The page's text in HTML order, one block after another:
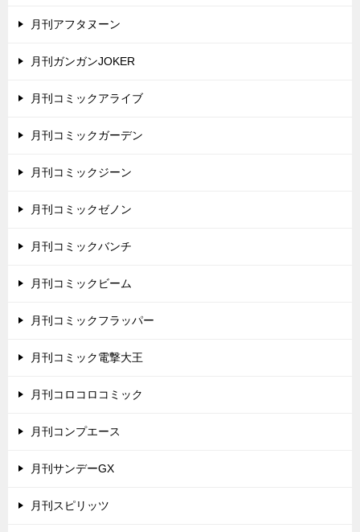
月刊アフタヌーン
月刊ガンガンJOKER
月刊コミックアライブ
月刊コミックガーデン
月刊コミックジーン
月刊コミックゼノン
月刊コミックバンチ
月刊コミックビーム
月刊コミックフラッパー
月刊コミック電撃大王
月刊コロコロコミック
月刊コンプエース
月刊サンデーGX
月刊スピリッツ